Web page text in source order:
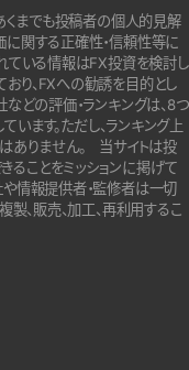
くまでも投稿者の個人的見解
に関する正確性・信頼性等に
ている情報はFX投資を検討し
り、FXへの勧誘を目的とし
どの評価・ランキングは、8つ
います。ただし、ランキング上
ありません。
当サイトは投
ことをミッションに掲げて
や情報提供者・監修者は一切
製、販売、加工、再利用するこ